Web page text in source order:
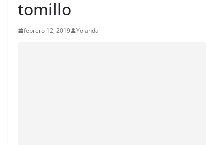
tomillo
febrero 12, 2019 Yolanda